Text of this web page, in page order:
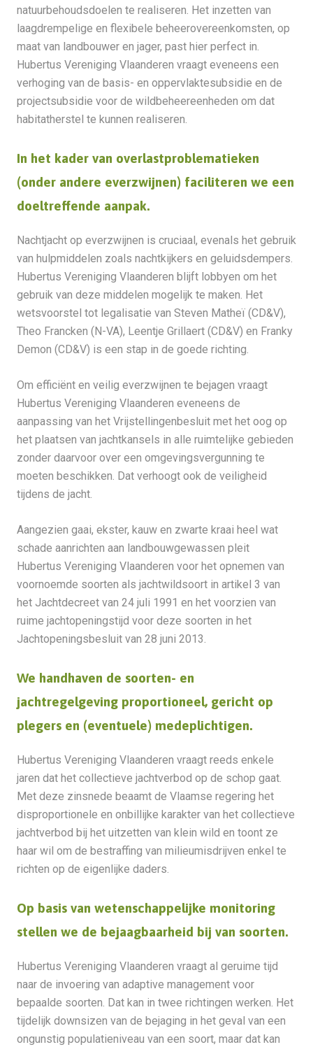
natuurbehoudsdoelen te realiseren. Het inzetten van
laagdrempelige en flexibele beheerovereenkomsten, op
maat van landbouwer en jager, past hier perfect in.
Hubertus Vereniging Vlaanderen vraagt eveneens een
verhoging van de basis- en oppervlaktesubsidie en de
projectsubsidie voor de wildbeheereenheden om dat
habitatherstel te kunnen realiseren.
In het kader van overlastproblematieken
(onder andere everzwijnen) faciliteren we een
doeltreffende aanpak.
Nachtjacht op everzwijnen is cruciaal, evenals het gebruik
van hulpmiddelen zoals nachtkijkers en geluidsdempers.
Hubertus Vereniging Vlaanderen blijft lobbyen om het
gebruik van deze middelen mogelijk te maken. Het
wetsvoorstel tot legalisatie van Steven Matheï (CD&V),
Theo Francken (N-VA), Leentje Grillaert (CD&V) en Franky
Demon (CD&V) is een stap in de goede richting.
Om efficiënt en veilig everzwijnen te bejagen vraagt
Hubertus Vereniging Vlaanderen eveneens de
aanpassing van het Vrijstellingenbesluit met het oog op
het plaatsen van jachtkansels in alle ruimtelijke gebieden
zonder daarvoor over een omgevingsvergunning te
moeten beschikken. Dat verhoogt ook de veiligheid
tijdens de jacht.
Aangezien gaai, ekster, kauw en zwarte kraai heel wat
schade aanrichten aan landbouwgewassen pleit
Hubertus Vereniging Vlaanderen voor het opnemen van
voornoemde soorten als jachtwildsoort in artikel 3 van
het Jachtdecreet van 24 juli 1991 en het voorzien van
ruime jachtopeningstijd voor deze soorten in het
Jachtopeningsbesluit van 28 juni 2013.
We handhaven de soorten- en
jachtregelgeving proportioneel, gericht op
plegers en (eventuele) medeplichtigen.
Hubertus Vereniging Vlaanderen vraagt reeds enkele
jaren dat het collectieve jachtverbod op de schop gaat.
Met deze zinsnede beaamt de Vlaamse regering het
disproportionele en onbillijke karakter van het collectieve
jachtverbod bij het uitzetten van klein wild en toont ze
haar wil om de bestraffing van milieumisdrijven enkel te
richten op de eigenlijke daders.
Op basis van wetenschappelijke monitoring
stellen we de bejaagbaarheid bij van soorten.
Hubertus Vereniging Vlaanderen vraagt al geruime tijd
naar de invoering van adaptive management voor
bepaalde soorten. Dat kan in twee richtingen werken. Het
tijdelijk downsizen van de bejaging in het geval van een
ongunstig populatieniveau van een soort, maar dat kan